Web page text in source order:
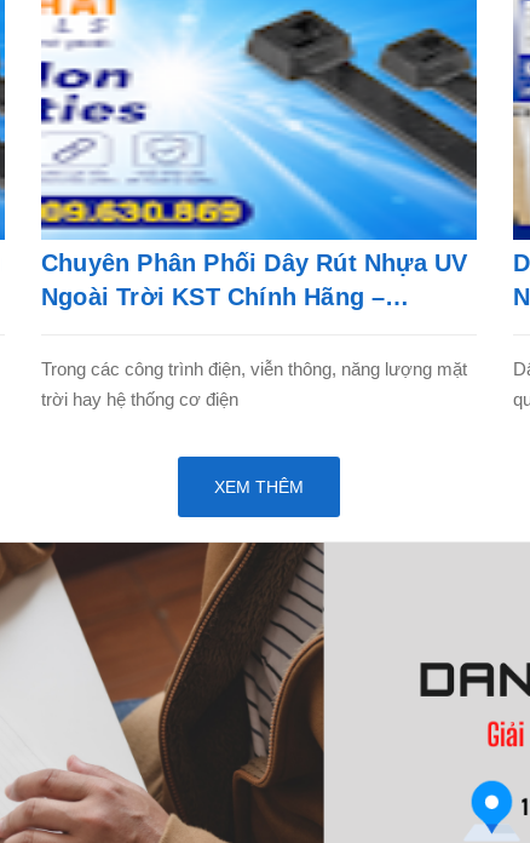
Chuyên Phân Phối Dây Rút Nhựa UV
Ngoài Trời KST Chính Hãng –
Trong các công trình điện, viễn thông, năng lượng mặt
trời hay hệ thống cơ điện
XEM THÊM